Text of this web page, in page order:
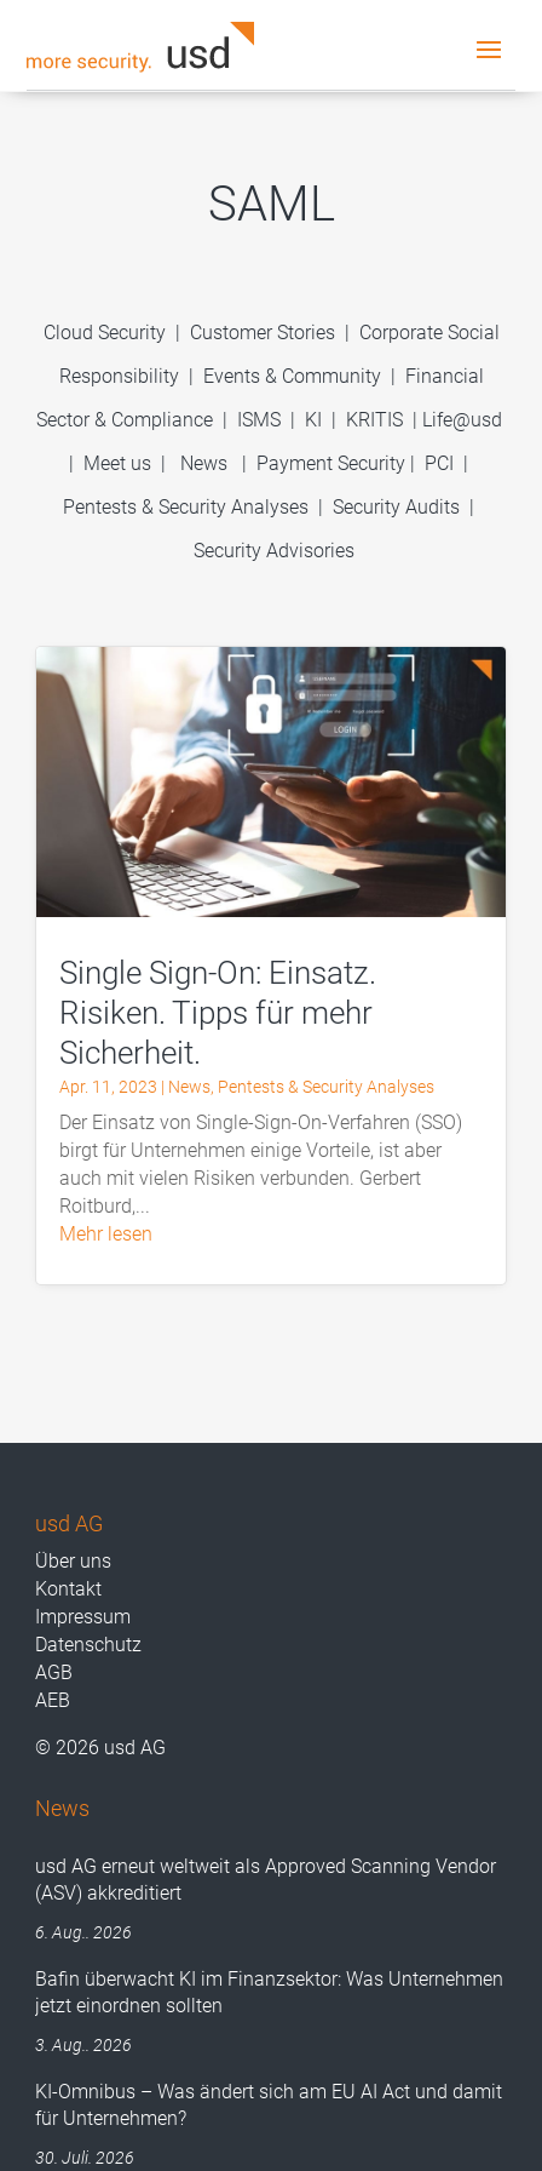
SAML
Cloud Security | Customer Stories| Corporate Social
Responsibility| Events & Community | Financial
Sector & Compliance| ISMS| KI | KRITIS| Life@usd
| Meet us | News | Payment Security | PCI |
Pentests & Security Analyses | Security Audits |
Security Advisories
Single Sign-On: Einsatz.
Risiken. Tipps für mehr
Sicherheit.
Apr. 11, 2023 | News, Pentests & Security Analyses
Der Einsatz von Single-Sign-On-Verfahren (SSO)
birgt für Unternehmen einige Vorteile, ist aber
auch mit vielen Risiken verbunden. Gerbert
Roitburd,...
mehr lesen
usd AG
Über uns
Kontakt
Impressum
Datenschutz
AGB
AEB
© 2026 usd AG
News
usd AG erneut weltweit als Approved Scanning Vendor
(ASV) akkreditiert
6. Aug.. 2026
Bafin überwacht KI im Finanzsektor: Was Unternehmen
jetzt einordnen sollten
3. Aug.. 2026
KI-Omnibus – Was ändert sich am EU AI Act und damit
für Unternehmen?
30. Juli. 2026